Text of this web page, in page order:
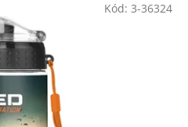
Kód: 3-36324